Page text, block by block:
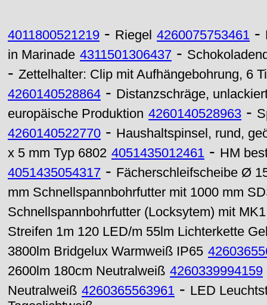
4011800521219 - Riegel 4260075753461 -
in Marinade 4311501306437 -
- Zettelhalter: Clip mit Aufhängebohrung, 6
4260140528864 - Distanzschräge,
europäische Produktion 4260140528963 -
4260140522770 - Haushaltspinsel, rund,
x 5 mm Typ 6802 4051435012461 - HM
4051435054317 - Fächerschleifscheibe Ø
mm Schnellspannbohrfutter mit 1000 mm
Schnellspannbohrfutter (Locksytem) mit
Streifen 1m 120 LED/m 55lm Lichterkette
3800lm Bridgelux Warmweiß IP65
2600lm 180cm Neutralweiß 4260339994159
Neutralweiß 4260365563961 - LED